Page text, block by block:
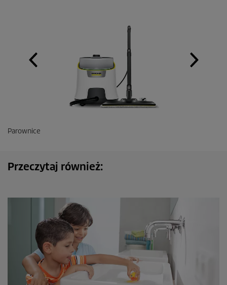
Parownice
Przeczytaj również: